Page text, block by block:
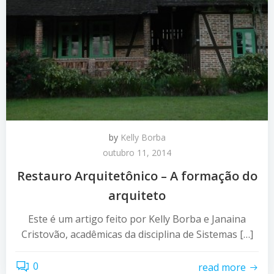
by Kelly Borba
outubro 11, 2014
Restauro Arquitetônico – A formação do
arquiteto
Este é um artigo feito por Kelly Borba e Janaina
Cristovão, acadêmicas da disciplina de Sistemas […]
0 read more